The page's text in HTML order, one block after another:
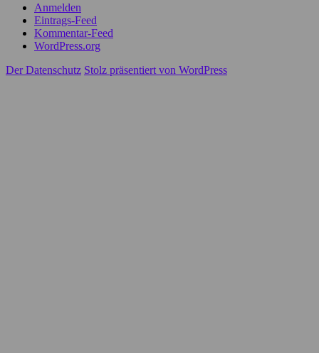
Anmelden
Eintrags-Feed
Kommentar-Feed
WordPress.org
Der Datenschutz Stolz präsentiert von WordPress